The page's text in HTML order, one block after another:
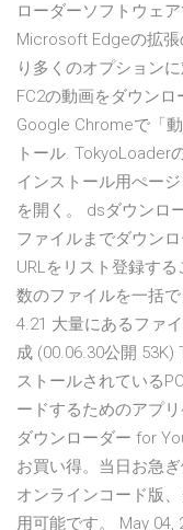
ローダーソフトウェ
Microsoft Edgeの拡
り多くのオプション
FC2の動画をダウン
Google Chromeで「
トール. TokyoLoader
インストール用ぺー
を開く。 dsダウンロ
ファイルまでダウン
URLをリスト登録す
数のファイルを一括
4.21 大量にあるファ
成 (00.06.30公開
ストールされている
ードするためのアプ
ダウンローダー for
お買い得。当日お急
オンラインコード版
用可能です。 May 04,